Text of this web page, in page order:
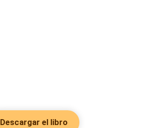
Descargar el libro